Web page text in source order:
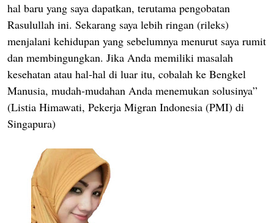
hal baru yang saya dapatkan, terutama pengobatan
Rasulullah ini. Sekarang saya lebih ringan (rileks)
menjalani kehidupan yang sebelumnya menurut saya rumit
dan membingungkan. Jika Anda memiliki masalah
kesehatan atau hal-hal di luar itu, cobalah ke Bengkel
Manusia, mudah-mudahan Anda menemukan solusinya”
(Listia Himawati, Pekerja Migran Indonesia (PMI) di
Singapura)